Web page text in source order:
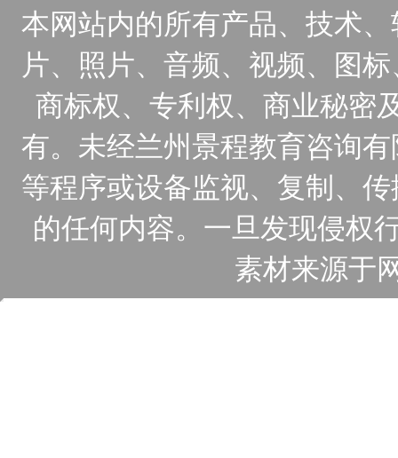
本网站内的所有产品、技术
片、照片、音频、视频、图
商标权、专利权、商业秘密
有。未经兰州景程教育咨询
等程序或设备监视、复制、
的任何内容。一旦发现侵权
素材来源于